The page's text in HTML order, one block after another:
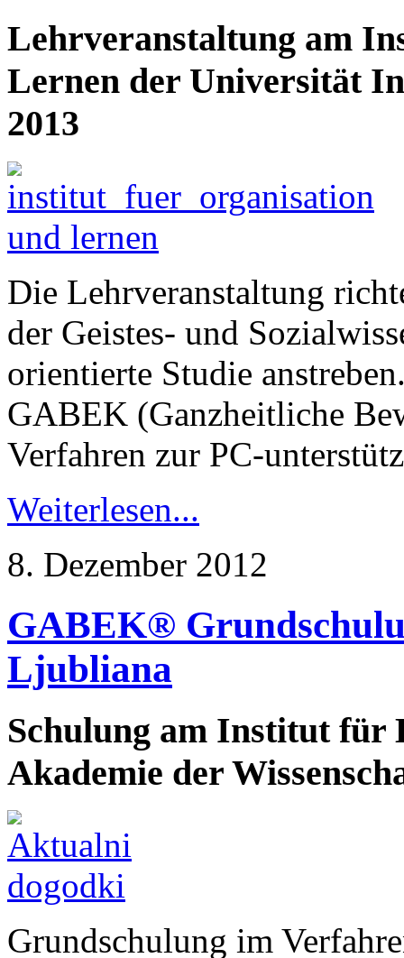
Lehrveranstaltung am
Lernen der Universität
2013
Die Lehrveranstaltung
der Geistes- und
orientierte Studie
GABEK (Ganzheitliche
Verfahren zur PC-
Weiterlesen...
8. Dezember 2012
GABEK®
Ljubliana
Schulung am Institut für
Akademie der
Grundschulung im